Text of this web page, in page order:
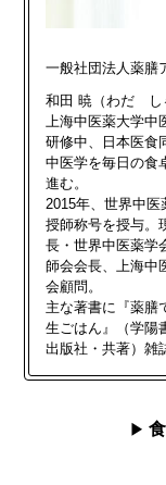
一般社団法人薬膳
和田 暁（わだ し
上海中医薬大学
研修中、日本医食
中医学を毎日の食
進む。
2015年、世界中
授師称号を授与。
長・世界中医薬学
師会会長、上海中
会顧問。
主な著書に『薬膳
生ごはん』（学陽
出版社・共著）雑